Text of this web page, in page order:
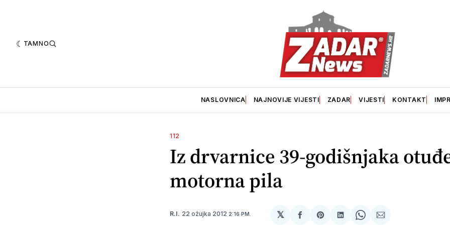
TAMNO
NASLOVNICA NAJNOVIJE VIJESTI ZADAR VIJESTI KONTAKT
112
Iz drvarnice 39-godišnjaka
motorna pila
R.I. 22 ožujka 2012 2:16 PM. 𝕏
podijeliSharepodijeliSharepodijeli